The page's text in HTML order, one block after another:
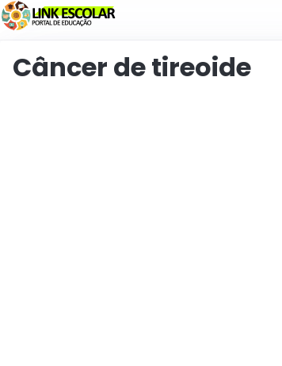
Link
Câncer de tireoide